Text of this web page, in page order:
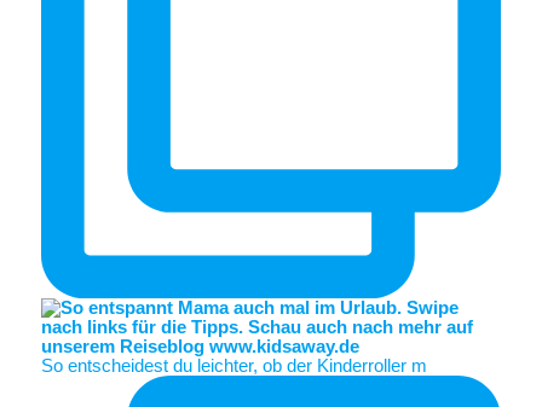
So entscheidest du leichter, ob der Kinderroller m